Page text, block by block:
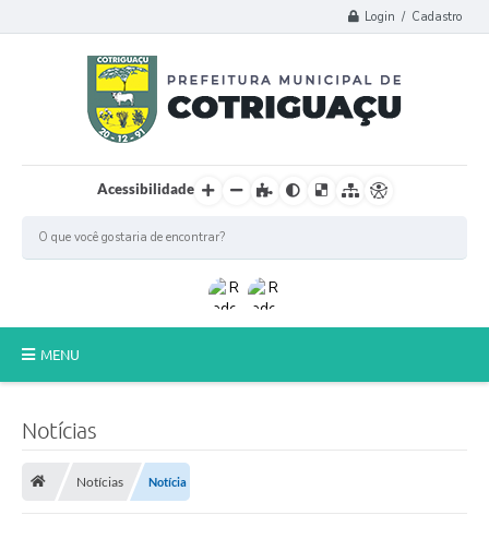
Login / Cadastro
Acessibilidade
MENU
A Prefeitura
Notícias
Notícias Notícia